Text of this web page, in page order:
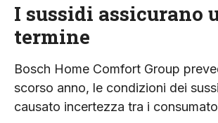
I sussidi assicurano
termine
Bosch Home Comfort Group
scorso anno, le condizioni dei
causato incertezza tra i